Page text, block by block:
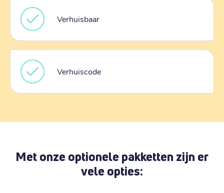
Verhuisbaar
Verhuiscode
Met onze optionele pakketten zijn er
vele opties: